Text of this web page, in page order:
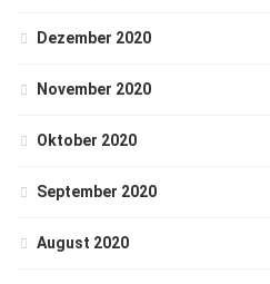
Dezember 2020
November 2020
Oktober 2020
September 2020
August 2020